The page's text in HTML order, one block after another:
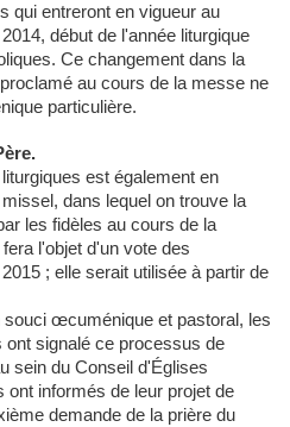
qui entreront en vigueur au
début de l'année liturgique
Ce changement dans la
au cours de la messe ne
particulière.
est également en
dans lequel on trouve la
les fidèles au cours de la
l'objet d'un vote des
; elle serait utilisée à partir de
souci œcuménique et pastoral, les
signalé ce processus de
sein du Conseil d'Églises
informés de leur projet de
demande de la prière du